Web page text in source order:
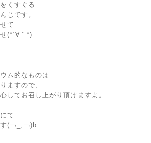
くすぐる
じです。
て
(*´∀｀*)
ム的なものは
ますので、
してお召し上がり頂けますよ。
て
(￢_,￢)b